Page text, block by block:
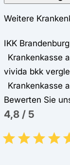
Weitere
IKK
vivida bkk
Bewerten Sie
4,8 / 5